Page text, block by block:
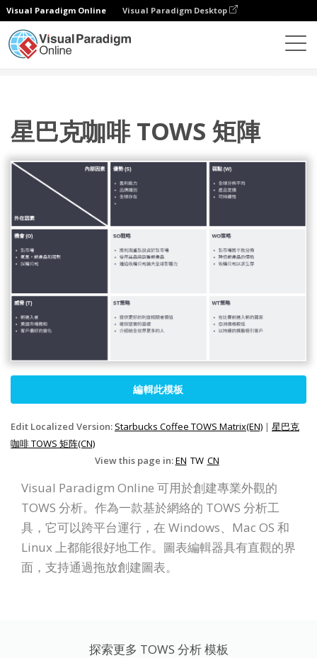
Visual Paradigm Online Visual Paradigm Desktop
星巴克咖啡 TOWS 矩陣
編輯此模板
Edit Localized Version: Starbucks Coffee TOWS Matrix(EN) | 星巴克
咖啡 TOWS 矩阵(CN)
View this page in:EN TW CN
Visual Paradigm Online 可用於創建專業外觀的
TOWS 分析。作為一款基於網絡的 TOWS 分析工
具，它可以跨平台運行，在 Windows、Mac OS 和
Linux 上都能很好地工作。圖表編輯器具有直觀的界
面，支持通過拖放創建圖表。
探索更多 TOWS 分析 模板